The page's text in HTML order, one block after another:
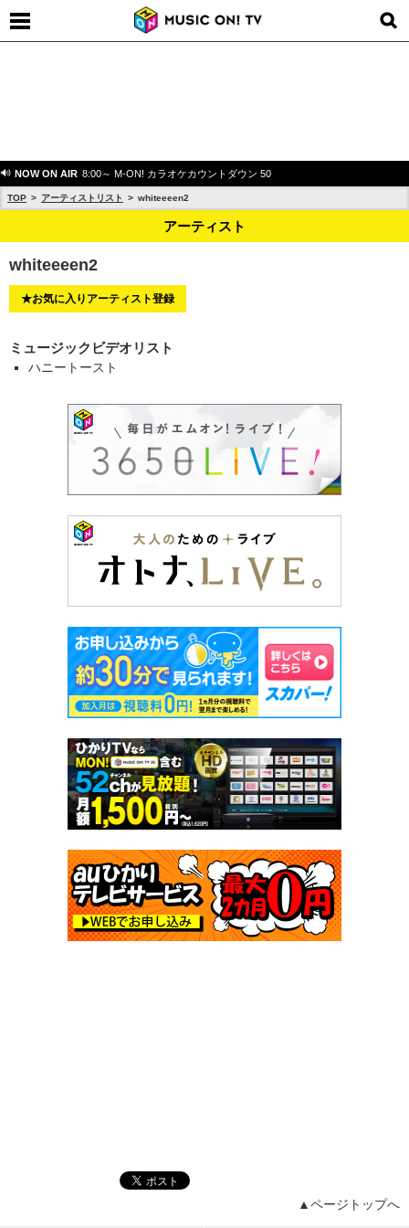
NOW ON AIR 8:00～ M-ON! カラオケカウントダウン 50
TOP アーティストリスト whiteeeen2
アーティスト
whiteeeen2
★お気に入りアーティスト登録
ミュージックビデオリスト
ハニートースト
▲ページトップへ